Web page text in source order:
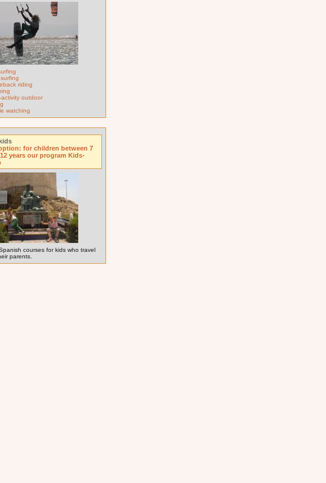
riding
activity outdoor
watching
for children between 7
years our program Kids-
courses for kids who travel
parents.